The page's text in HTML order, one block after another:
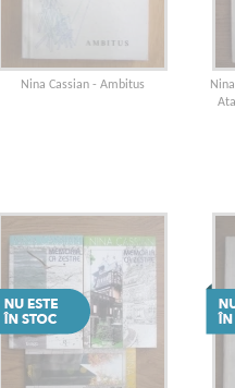
Nina Cassian - Ambitus